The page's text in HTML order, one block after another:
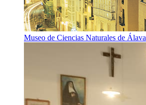
Museo de Ciencias Naturales de Álava